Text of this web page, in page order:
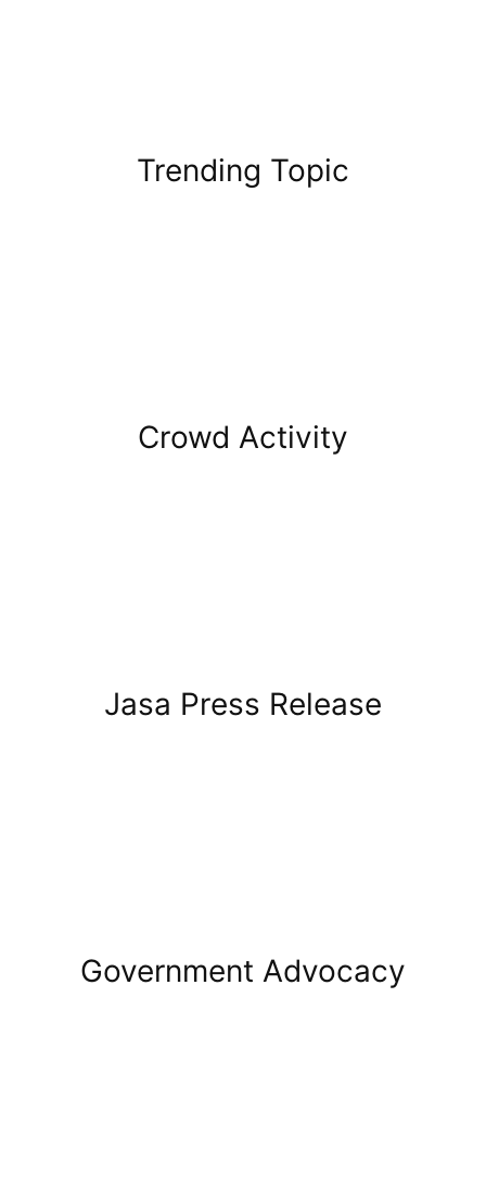
Trending Topic
Crowd Activity
Jasa Press Release
Government Advocacy